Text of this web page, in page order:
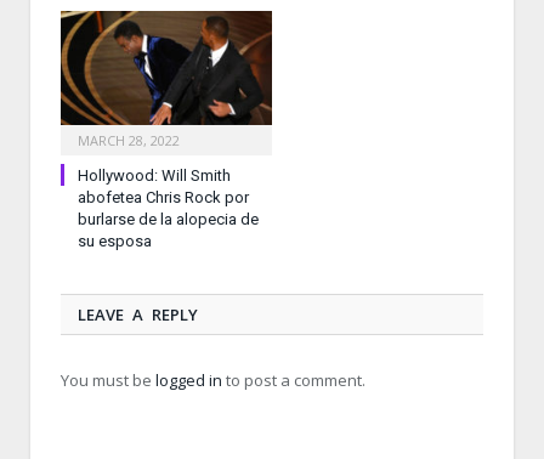
MARCH 28, 2022
Hollywood: Will Smith
abofetea Chris Rock por
burlarse de la alopecia de
su esposa
LEAVE A REPLY
You must be logged in to post a comment.